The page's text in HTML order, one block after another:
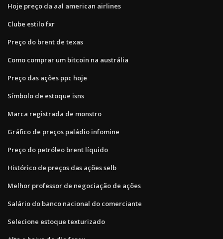
Hoje preço da aal american airlines
Clube estilo fxr
Preço do brent de texas
Como comprar um bitcoin na austrália
Preço das ações ppc hoje
Símbolo de estoque isns
Marca registrada de monstro
Gráfico de preços paládio infomine
Preço do petróleo brent líquido
Histórico de preços das ações selb
Melhor professor de negociação de ações
Salário do banco nacional do comerciante
Selecione estoque texturizado